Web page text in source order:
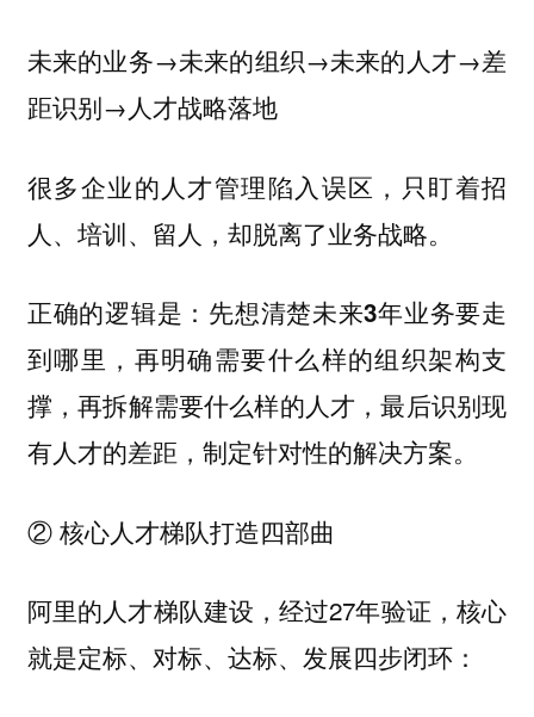
未来的业务→未来的组织→未来的人才→差
距识别→人才战略落地
很多企业的人才管理陷入误区，只盯着招
人、培训、留人，却脱离了业务战略。
正确的逻辑是： 先想清楚未来3年业务要走
到哪里，再明确需要什么样的组织架构支
撑，再拆解需要什么样的人才，最后识别现
有人才的差距，制定针对性的解决方案。
② 核心人才梯队打造四部曲
阿里的人才梯队建设，经过27年验证，核心
就是定标、对标、达标、发展四步闭环：